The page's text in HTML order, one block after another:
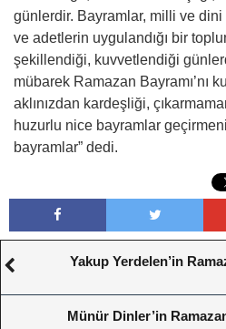
günlerdir. Bayramlar, milli ve dini
ve adetlerin uygulandığı bir
şekillendiği, kuvvetlendiği
mübarek Ramazan Bayramı’nı
aklınızdan kardeşliği,
huzurlu nice bayramlar
bayramlar” dedi.
Yakup Yerdelen’in
Münür Dinler’in